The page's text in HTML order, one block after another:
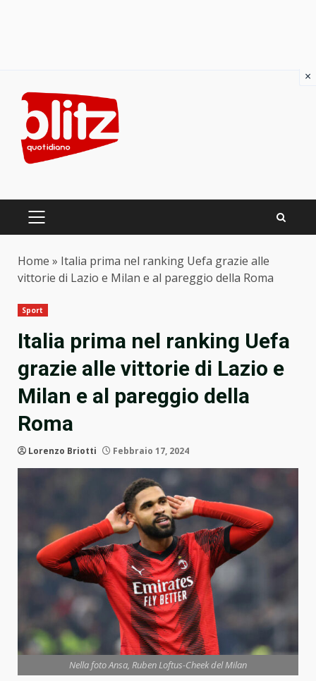
content
PRIMARY
Home » Italia prima nel ranking Uefa grazie alle
vittorie di Lazio e Milan e al pareggio della Roma
Sport
Italia prima nel ranking Uefa
grazie alle vittorie di Lazio e
Milan e al pareggio della
Roma
Lorenzo Briotti Febbraio 17, 2024
Nella foto Ansa, Ruben Loftus-Cheek del Milan
×